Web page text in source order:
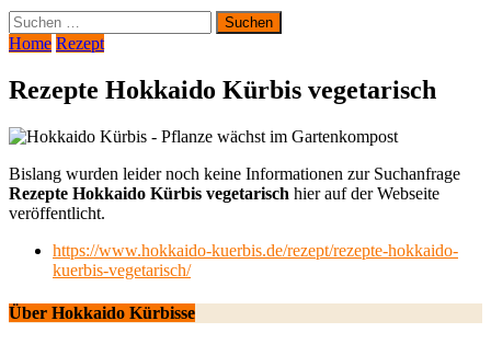
Suchen
nach:
Home Rezept
Rezepte Hokkaido Kürbis vegetarisch
Bislang wurden leider noch keine Informationen zur Suchanfrage
Rezepte Hokkaido Kürbis vegetarisch hier auf der Webseite
veröffentlicht.
https://www.hokkaido-kuerbis.de/rezept/rezepte-hokkaido-
kuerbis-vegetarisch/
Über Hokkaido Kürbisse